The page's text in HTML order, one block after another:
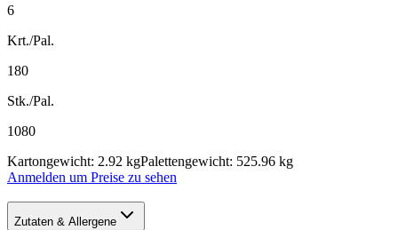
6
Krt./Pal.
180
Stk./Pal.
1080
Kartongewicht: 2.92 kgPalettengewicht: 525.96 kg
Anmelden um Preise zu sehen
Zutaten & Allergene